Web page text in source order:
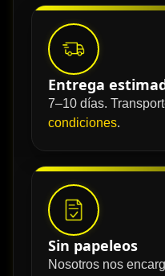
Entrega
7–10 días.
condiciones.
Sin papeleos
Nosotros nos